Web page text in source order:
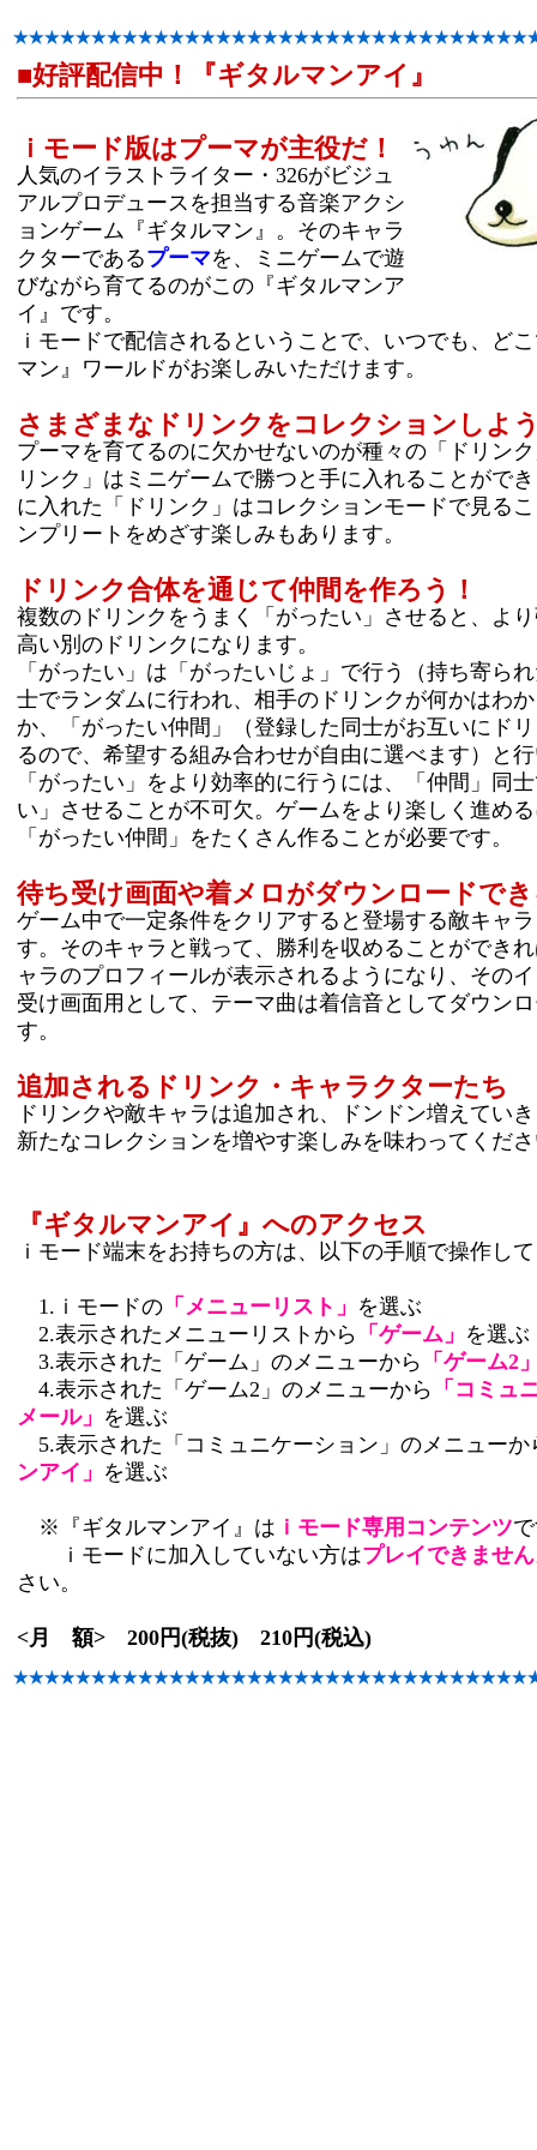
■好評配信中！『ギタルマンアイ』
ｉモード版はプーマが主役だ！
人気のイラストライター・326がビジュ
アルプロデュースを担当する音楽アクシ
ョンゲーム『ギタルマン』。そのキャラ
クターであるプーマを、ミニゲームで遊
びながら育てるのがこの『ギタルマンア
イ』です。
ｉモードで配信されるということで、いつでも、ど
マン』ワールドがお楽しみいただけます。
さまざまなドリンクをコレクションしよ
プーマを育てるのに欠かせないのが種々の「ドリン
リンク」はミニゲームで勝つと手に入れることがで
に入れた「ドリンク」はコレクションモードで見る
ンプリートをめざす楽しみもあります。
ドリンク合体を通じて仲間を作ろう！
複数のドリンクをうまく「がったい」させると、よ
高い別のドリンクになります。
「がったい」は「がったいじょ」で行う（持ち寄ら
士でランダムに行われ、相手のドリンクが何かはわ
か、「がったい仲間」（登録した同士がお互いにド
るので、希望する組み合わせが自由に選べます）と
「がったい」をより効率的に行うには、「仲間」同
い」させることが不可欠。ゲームをより楽しく進め
「がったい仲間」をたくさん作ることが必要です。
待ち受け画面や着メロがダウンロードで
ゲーム中で一定条件をクリアすると登場する敵キャ
す。そのキャラと戦って、勝利を収めることができ
ャラのプロフィールが表示されるようになり、その
受け画面用として、テーマ曲は着信音としてダウン
す。
追加されるドリンク・キャラクターたち
ドリンクや敵キャラは追加され、ドンドン増えてい
新たなコレクションを増やす楽しみを味わってくだ
『ギタルマンアイ』へのアクセス
ｉモード端末をお持ちの方は、以下の手順で操作し
1.ｉモードの 「メニューリスト」 を選ぶ
2.表示されたメニューリストから 「ゲーム」 を選ぶ
3.表示された「ゲーム」のメニューから 「ゲーム2
4.表示された「ゲーム2」のメニューから 「コミュ
メール」 を選ぶ
5.表示された「コミュニケーション」のメニューか
ンアイ」 を選ぶ
※『ギタルマンアイ』は ｉモード専用コンテンツ
ｉモードに加入していない方はプレイできません
さい。
<月 額> 200円(税抜) 210円(税込)